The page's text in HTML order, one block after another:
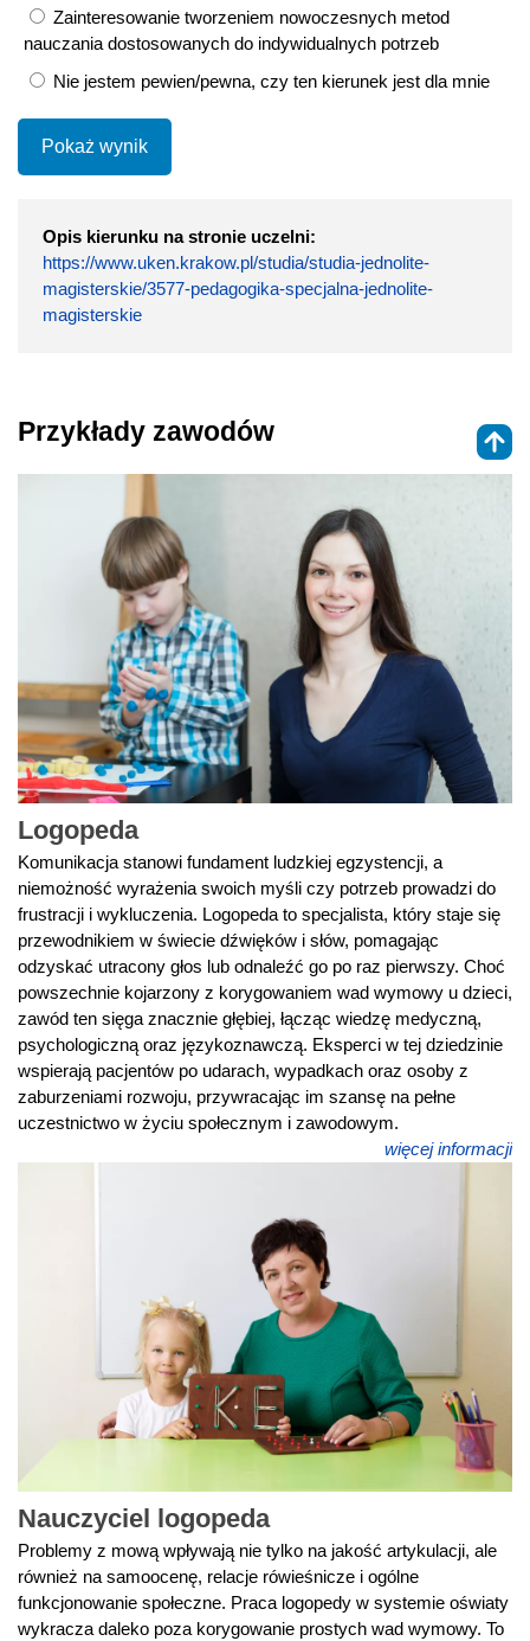
Zainteresowanie tworzeniem nowoczesnych metod
nauczania dostosowanych do indywidualnych potrzeb
Nie jestem pewien/pewna, czy ten kierunek jest dla mnie
Pokaż wynik
Opis kierunku na stronie uczelni:
https://www.uken.krakow.pl/studia/studia-jednolite-
magisterskie/3577-pedagogika-specjalna-jednolite-
magisterskie
Przykłady zawodów
Logopeda
Komunikacja stanowi fundament ludzkiej egzystencji, a
niemożność wyrażenia swoich myśli czy potrzeb prowadzi do
frustracji i wykluczenia. Logopeda to specjalista, który staje się
przewodnikiem w świecie dźwięków i słów, pomagając
odzyskać utracony głos lub odnaleźć go po raz pierwszy. Choć
powszechnie kojarzony z korygowaniem wad wymowy u dzieci,
zawód ten sięga znacznie głębiej, łącząc wiedzę medyczną,
psychologiczną oraz językoznawczą. Eksperci w tej dziedzinie
wspierają pacjentów po udarach, wypadkach oraz osoby z
zaburzeniami rozwoju, przywracając im szansę na pełne
uczestnictwo w życiu społecznym i zawodowym.
więcej informacji
Nauczyciel logopeda
Problemy z mową wpływają nie tylko na jakość artykulacji, ale
również na samoocenę, relacje rówieśnicze i ogólne
funkcjonowanie społeczne. Praca logopedy w systemie oświaty
wykracza daleko poza korygowanie prostych wad wymowy. To